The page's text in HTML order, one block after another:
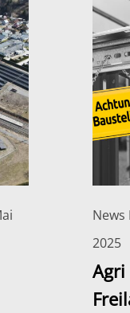
2025